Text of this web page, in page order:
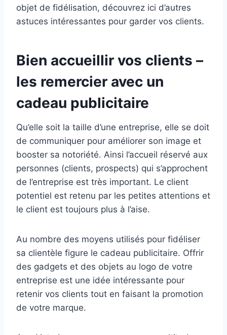
objet de fidélisation, découvrez ici d’autres
astuces intéressantes pour garder vos clients.
Bien accueillir vos clients –
les remercier avec un
cadeau publicitaire
Qu’elle soit la taille d’une entreprise, elle se doit
de communiquer pour améliorer son image et
booster sa notoriété. Ainsi l’accueil réservé aux
personnes (clients, prospects) qui s’approchent
de l’entreprise est très important. Le client
potentiel est retenu par les petites attentions et
le client est toujours plus à l’aise.
Au nombre des moyens utilisés pour fidéliser
sa clientèle figure le cadeau publicitaire. Offrir
des gadgets et des objets au logo de votre
entreprise est une idée intéressante pour
retenir vos clients tout en faisant la promotion
de votre marque.